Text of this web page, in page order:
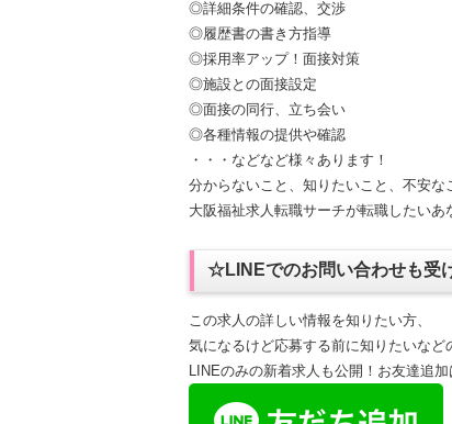
◎詳細条件の確認、交渉
◎履歴書の書き方指導
◎採用率アップ！面接対策
◎施設との面接設定
◎面接の同行、立ち会い
◎各種情報の提供や確認
・・・などなど様々あります！
分からないこと、知りたいこと、不安
大阪福祉求人転職サーチが転職したいあ
☆LINEでのお問い合わせも受
この求人の詳しい情報を知りたい方、
気になるけど応募する前に知りたいなど
LINEのみの新着求人も公開！お友達追加